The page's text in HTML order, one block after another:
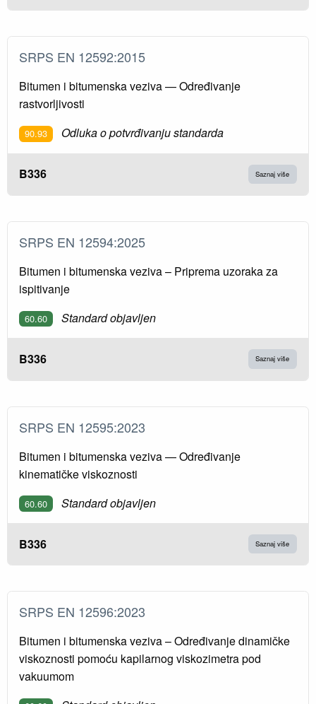
SRPS EN 12592:2015
Bitumen i bitumenska veziva — Određivanje
rastvorljivosti
90.93 Odluka o potvrđivanju standarda
B336 Saznaj više
SRPS EN 12594:2025
Bitumen i bitumenska veziva – Priprema uzoraka za
ispitivanje
60.60 Standard objavljen
B336 Saznaj više
SRPS EN 12595:2023
Bitumen i bitumenska veziva — Određivanje
kinematičke viskoznosti
60.60 Standard objavljen
B336 Saznaj više
SRPS EN 12596:2023
Bitumen i bitumenska veziva – Određivanje dinamičke
viskoznosti pomoću kapilarnog viskozimetra pod
vakuumom